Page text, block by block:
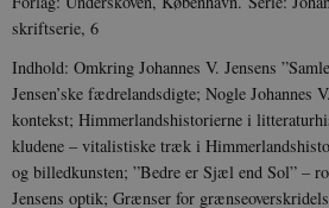
skriftserie, 6
Indhold: Omkring Johannes V. Jensens
Jensen’ske fædrelands­digte; Nogle Johannes
kontekst; Him­mer­landshistorierne i
kludene – vitalistiske træk i
og billedkunsten; ”Bedre er Sjæl end Sol” –
Jensens optik; Grænser for